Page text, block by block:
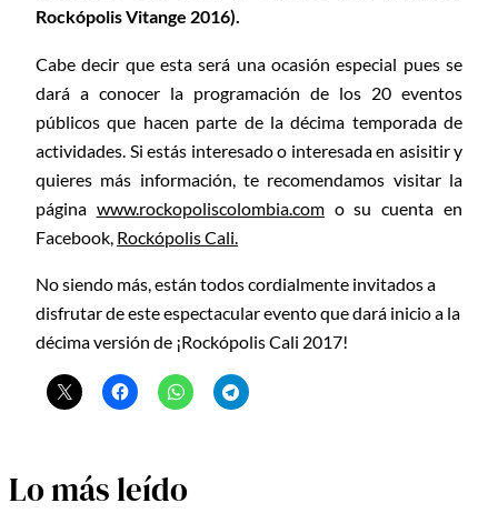
Rockópolis Vitange 2016).
Cabe decir que esta será una ocasión especial pues se
dará a conocer la programación de los 20 eventos
públicos que hacen parte de la décima temporada de
actividades. Si estás interesado o interesada en asisitir y
quieres más información, te recomendamos visitar la
página www.rockopoliscolombia.como su cuenta en
Facebook, Rockópolis Cali
No siendo más, están todos cordialmente invitados a
disfrutar de este espectacular evento que dará inicio a la
décima versión de ¡Rockópolis Cali 2017!
Lo más leído